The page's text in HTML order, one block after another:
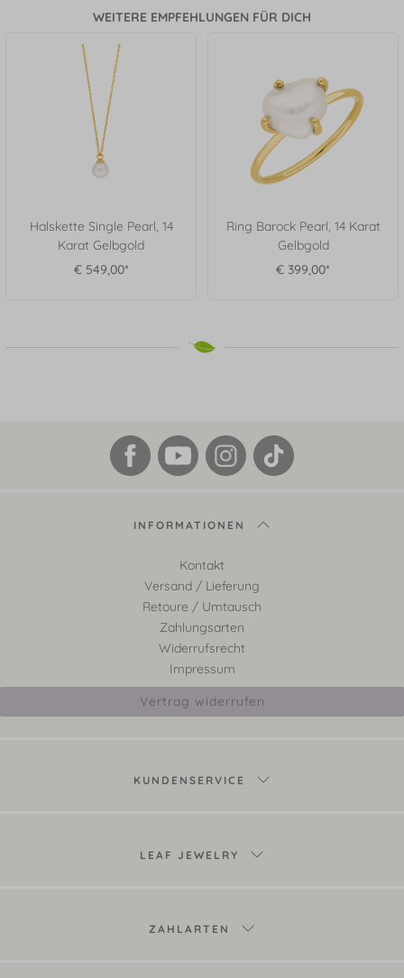
WEITERE EMPFEHLUNGEN FÜR DICH
Halskette Single Pearl, 14
Karat Gelbgold
€ 549,00*
Ring Barock Pearl, 14 Karat
Gelbgold
€ 399,00*
INFORMATIONEN
Kontakt
Versand / Lieferung
Retoure / Umtausch
Zahlungsarten
Widerrufsrecht
Impressum
Vertrag widerrufen
KUNDENSERVICE
LEAF JEWELRY
ZAHLARTEN